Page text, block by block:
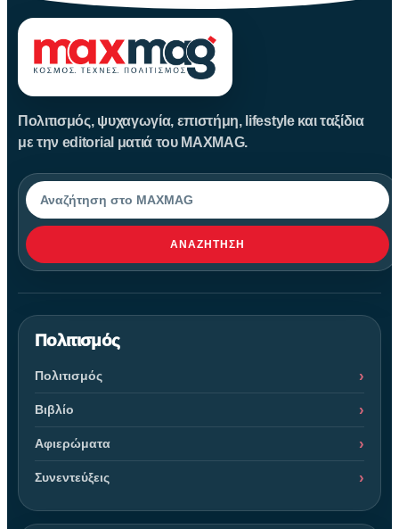
Πολιτισμός, ψυχαγωγία, επιστήμη, lifestyle και ταξίδια
με την editorial ματιά του MAXMAG.
Αναζήτηση
ΑΝΑΖΉΤΗΣΗ
Πολιτισμός
Πολιτισμός
Βιβλίο
Αφιερώματα
Συνεντεύξεις